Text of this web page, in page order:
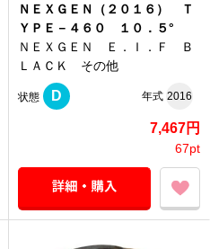
ＮＥＸＧＥＮ（２０１６） Ｔ
ＹＰＥ－４６０ １０．５°
ＮＥＸＧＥＮ Ｅ．Ｉ．Ｆ Ｂ
ＬＡＣＫ その他
状態 D 年式 2016
7,467円
67pt